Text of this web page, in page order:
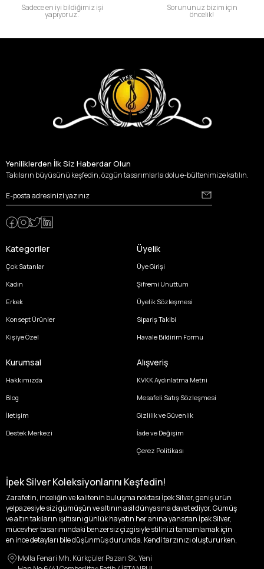
Sadece en iyi bildiğimiz işi
yapıyoruz.
Sorununuz bizim için
öncelik!
Yeniliklerden İlk Siz Haberdar Olun
Takıların büyüsünü keşfedin, özgün tasarımlarla dolu e-bültenimize katılın.
Kategoriler
Çok Satanlar
Kadın
Erkek
Konsept Ürünler
Kişiye Özel
Üyelik
Üye Girişi
Şifremi Unuttum
Üyelik Sözleşmesi
Sipariş Takibi
Havale Bildirim Formu
Kurumsal
Hakkımızda
Blog
İletişim
Destek Merkezi
Alışveriş
KVKK Aydınlatma Metni
Mesafeli Satış Sözleşmesi
Gizlilik ve Güvenlik
İade ve Değişim
Çerez Politikası
İpek Silver Koleksiyonlarını Keşfedin!
Zarafetin, inceliğin ve kalitenin buluşma noktası İpek Silver, geniş ürün
yelpazesiyle sizi gümüşün ve altının asil dünyasına davet ediyor. Gümüş
ve altın takıların ışıltısını günlük hayatın her anına yansıtan İpek Silver,
mücevher tasarımındaki benzersiz çizgisiyle stilinizi tamamlamak için
en ince detayları bile düşünmüş durumda. Kendi tarzınızı oluştururken,
özgünlüğünüzü ön plana çıkaracak tasarımlarımızla tanışın.
Molla Fenari Mh. Kürkçüler Pazarı Sk. Yeni